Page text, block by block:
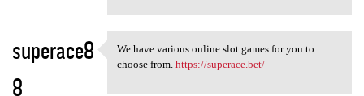
superace8
8
We have various online slot
We have various online slot games for you to
choose from. https://superace.bet/